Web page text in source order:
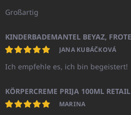
Großartig
JANA KUBÁČKOVÁ
Ich empfehle es, ich bin begeistert!
KÖRPERCREME PRIJA 100ML RETAIL
MARINA